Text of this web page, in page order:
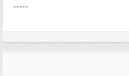
-----